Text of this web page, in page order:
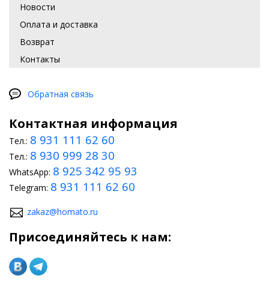
Новости
Оплата и доставка
Возврат
Контакты
Обратная связь
Контактная информация
Тел.: 8 931 111 62 60
Тел.: 8 930 999 28 30
WhatsApp: 8 925 342 95 93
Telegram: 8 931 111 62 60
zakaz@homato.ru
Присоединяйтесь к нам: